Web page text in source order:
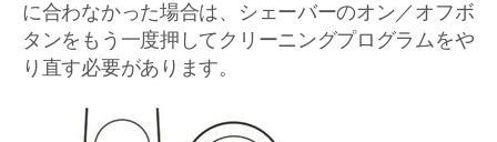
に合わなかった場合は、シェーバーのオン／オフボ
タンをもう一度押してクリーニングプログラムをや
り直す必要があります。